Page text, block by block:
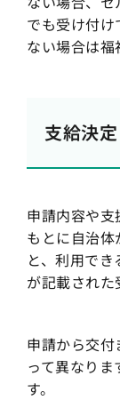
でも受け付
ない場合は福
支給決定
申請内容や
もとに自治体
と、利用で
が記載された
申請から交
って異なり
す。